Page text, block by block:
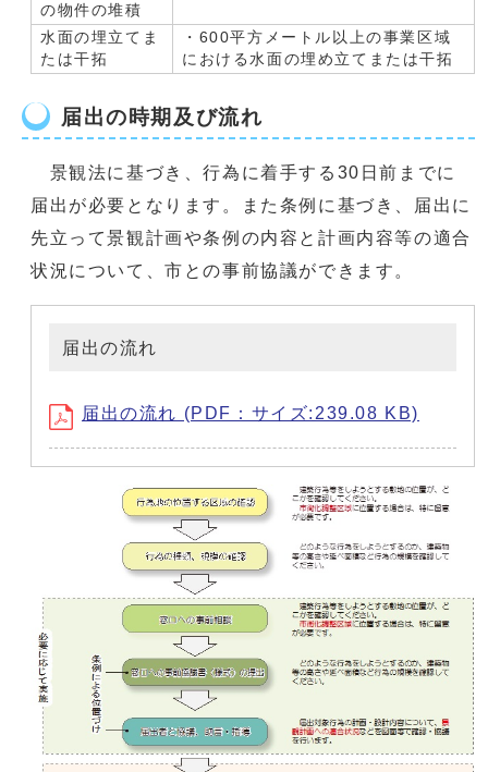
の物件の堆積
水面の埋立てま
たは干拓
・600平方メートル以上の事業区域
における水面の埋め立てまたは干拓
届出の時期及び流れ
景観法に基づき、行為に着手する30日前までに
届出が必要となります。また条例に基づき、届出に
先立って景観計画や条例の内容と計画内容等の適合
状況について、市との事前協議ができます。
届出の流れ
届出の流れ (PDF：サイズ:239.08 KB)